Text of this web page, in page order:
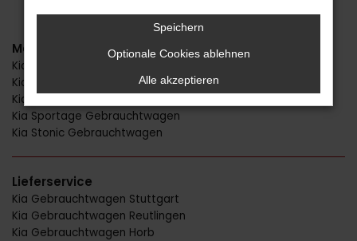
Modelle
Kia Picanto Gebrauchtwagen
Kia Rio Gebrauchtwagen
Kia Sorento Gebrauchtwagen
Kia Sportage Gebrauchtwagen
Kia Stonic Gebrauchtwagen
Lieferservice
Kia Gebrauchtwagen Stuttgart
Kia Gebrauchtwagen Reutlingen
Kia Gebrauchtwagen Horb
Speichern
Optionale Cookies ablehnen
Alle akzeptieren